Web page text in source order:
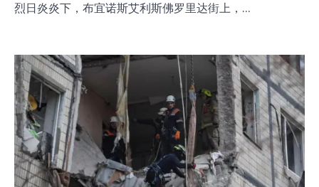
烈日炎炎下，布宜诺斯艾利斯佛罗里达街上，…